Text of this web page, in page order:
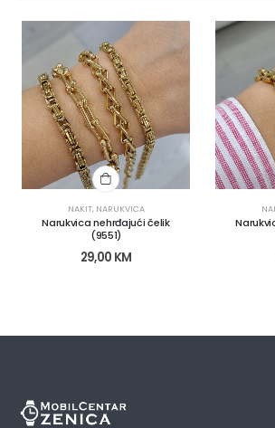
NAKIT, NARUKVICA
Narukvica nehrđajući čelik
(9551)
29,00 KM